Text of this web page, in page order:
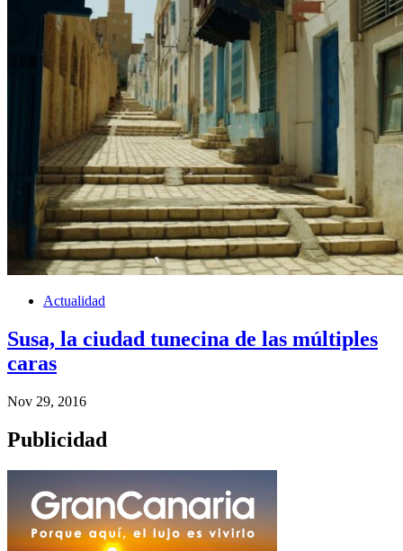
Actualidad
Susa, la ciudad tunecina de las múltiples
caras
Nov 29, 2016
Publicidad